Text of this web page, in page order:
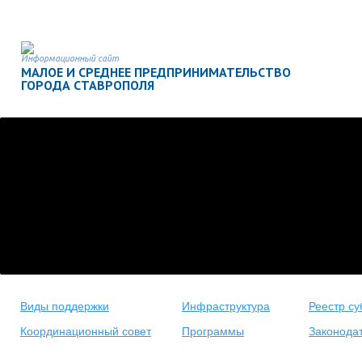
Информационный сайт
МАЛОЕ И СРЕДНЕЕ ПРЕДПРИНИМАТЕЛЬСТВО
ГОРОДА СТАВРОПОЛЯ
Виды поддержки Инфраструктура
Реестр
Координационный совет
Программы